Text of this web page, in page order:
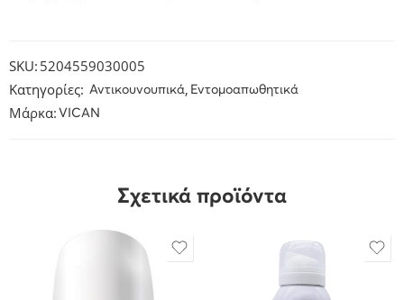
SKU: 5204559030005
Κατηγορίες: Αντικουνουπικά, Εντομοαπωθητικά
Μάρκα: VICAN
Σχετικά προϊόντα